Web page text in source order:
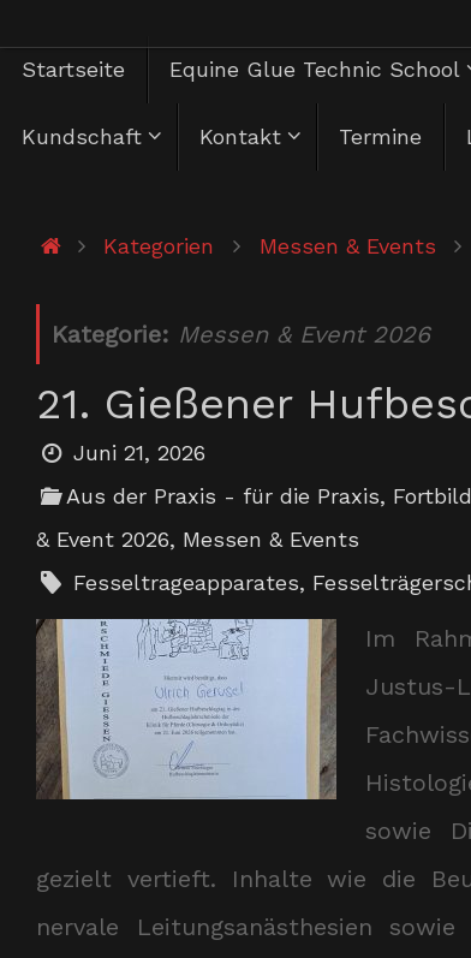
Zum
Zum
InhaltStartseite Equine Glue Technic School
Kundschaft Kontakt Termine
StartKategorien Messen & Events
Kategorie: Messen & Event 2026
21. Gießener
Juni 21, 2026
Aus der Praxis - für die Praxis,
& Event 2026, Messen & Events
Fesseltrageapparates,
Im
sowie
gezielt vertieft. Inhalte wie die
nervale Leitungsanästhesien